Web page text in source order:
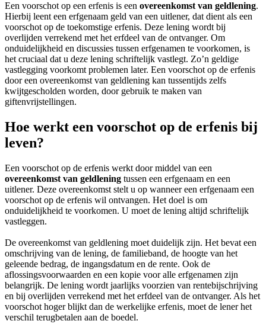
Een voorschot op een erfenis is een overeenkomst van geldlening.
Hierbij leent een erfgenaam geld van een uitlener, dat dient als een
voorschot op de toekomstige erfenis. Deze lening wordt bij
overlijden verrekend met het erfdeel van de ontvanger. Om
onduidelijkheid en discussies tussen erfgenamen te voorkomen, is
het cruciaal dat u deze lening schriftelijk vastlegt. Zo’n geldige
vastlegging voorkomt problemen later. Een voorschot op de erfenis
door een overeenkomst van geldlening kan tussentijds zelfs
kwijtgescholden worden, door gebruik te maken van
giftenvrijstellingen.
Hoe werkt een voorschot op de erfenis bij
leven?
Een voorschot op de erfenis werkt door middel van een
overeenkomst van geldlening tussen een erfgenaam en een
uitlener. Deze overeenkomst stelt u op wanneer een erfgenaam een
voorschot op de erfenis wil ontvangen. Het doel is om
onduidelijkheid te voorkomen. U moet de lening altijd schriftelijk
vastleggen.
De overeenkomst van geldlening moet duidelijk zijn. Het bevat een
omschrijving van de lening, de familieband, de hoogte van het
geleende bedrag, de ingangsdatum en de rente. Ook de
aflossingsvoorwaarden en een kopie voor alle erfgenamen zijn
belangrijk. De lening wordt jaarlijks voorzien van rentebijschrijving
en bij overlijden verrekend met het erfdeel van de ontvanger. Als het
voorschot hoger blijkt dan de werkelijke erfenis, moet de lener het
verschil terugbetalen aan de boedel.